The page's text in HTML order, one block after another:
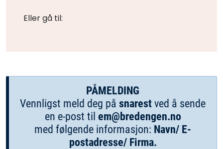
Eller gå til:
PÅMELDING
Vennligst meld deg på snarest ved å sende
en e-post til em@bredengen.no
med følgende informasjon: Navn/ E-
postadresse/ Firma.